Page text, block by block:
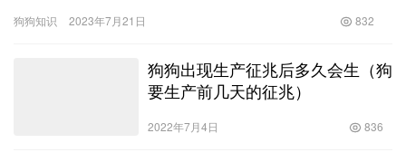
要的。…
狗狗知识 2023年7月21日 832
狗狗出现生产征兆后多久会生（狗
要生产前几天的征兆）
2022年7月4日 836